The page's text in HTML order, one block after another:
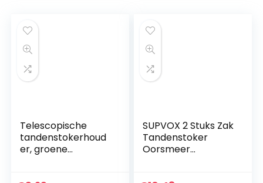
Telescopische
tandenstokerhoud
er, groene
SUPVOX 2 Stuks Zak
Tandenstoker
Oorsmeer